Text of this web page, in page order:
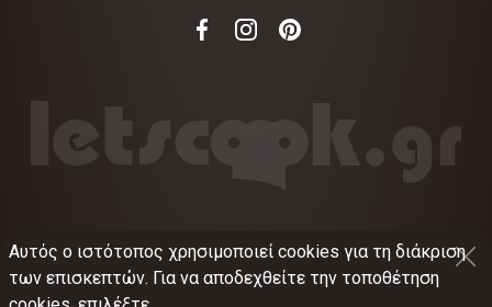
©2012-2026 LETSCOOK.GRΑριθμός ΓΕΜΗ:
021375326001
Αυτός ο ιστότοπος χρησιμοποιεί cookies για τη διάκριση
των επισκεπτών. Για να αποδεχθείτε την τοποθέτηση